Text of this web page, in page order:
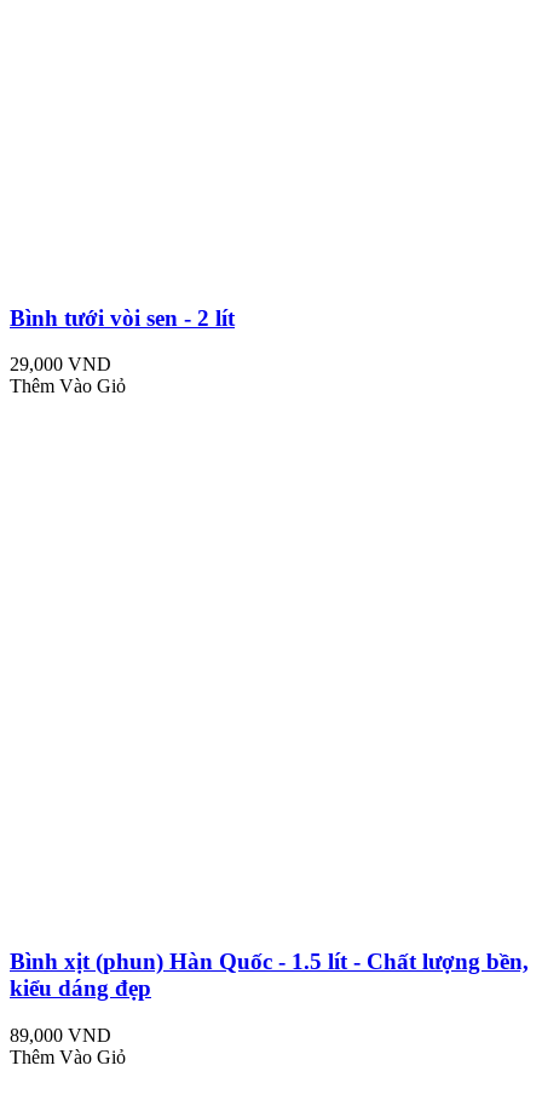
Bình tưới vòi sen - 2 lít
29,000 VND
Thêm Vào Giỏ
Bình xịt (phun) Hàn Quốc - 1.5 lít - Chất lượng bền,
kiểu dáng đẹp
89,000 VND
Thêm Vào Giỏ